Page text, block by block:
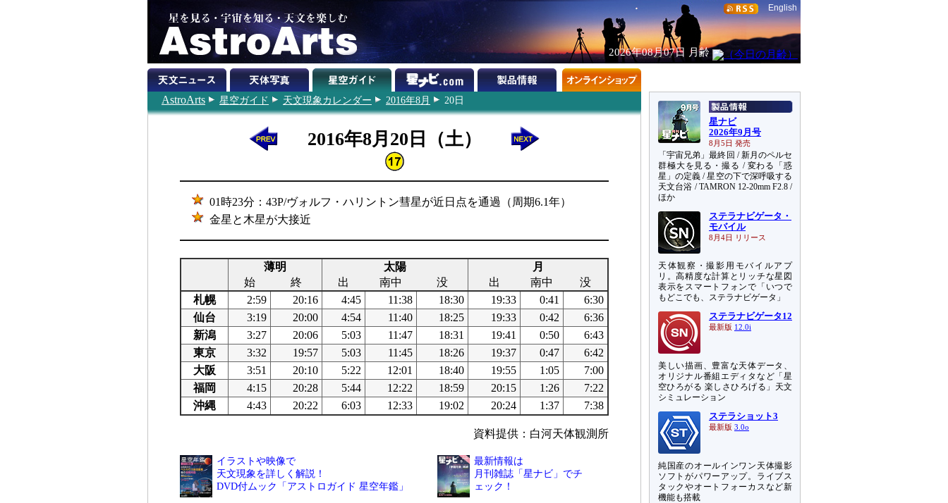
English
2026年08月07日 月齢
AstroArts 星空ガイド 天文現象カレンダー 2016年8月 20日
2016年8月20日（土）
01時23分：43P/ヴォルフ・ハリントン彗星が近日点を通過（周期6.1年）
金星と木星が大接近
薄明 太陽
月
始
終 出 南中 没 出 南中
没
札幌
2:59 20:16 4:45 11:38 18:30 19:33 0:41
6:30
仙台
3:19 20:00 4:54 11:40 18:25 19:33 0:42
6:36
新潟
3:27 20:06 5:03 11:47 18:31 19:41 0:50
6:43
東京
3:32 19:57 5:03 11:45 18:26 19:37 0:47
6:42
大阪
3:51 20:10 5:22 12:01 18:40 19:55 1:05
7:00
福岡
4:15 20:28 5:44 12:22 18:59 20:15 1:26
7:22
沖縄
4:43 20:22 6:03 12:33 19:02 20:24 1:37 7:38
資料提供：白河天体観測所
イラストや映像で
天文現象を詳しく解説！
DVD付ムック「アストロガイド 星空年鑑」
最新情報は
月刊雑誌「星ナビ」でチ
ェック！
星ナビ
2026年9月号
8月5日 発売
「宇宙兄弟」最終回 / 新月のペルセ
群極大を見る・撮る / 変わる「惑
星」の定義 / 星空の下で深呼吸する
天文台浴 / TAMRON 12-20mm F2.8 /
ほか
ステラナビゲータ・
モバイル
8月4日 リリース
天体観察・撮影用モバイルアプ
リ。高精度な計算とリッチな星図
表示をスマートフォンで「いつで
もどこでも、ステラナビゲータ」
ステラナビゲータ12
最新版 12.0i
美しい描画、豊富な天体データ、
オリジナル番組エディタなど「星
空ひろがる 楽しさひろげる」天文
シミュレーション
ステラショット3
最新版 3.0o
純国産のオールインワン天体撮影
ソフトがパワーアップ。ライブス
タックやオートフォーカスなど新
機能も搭載